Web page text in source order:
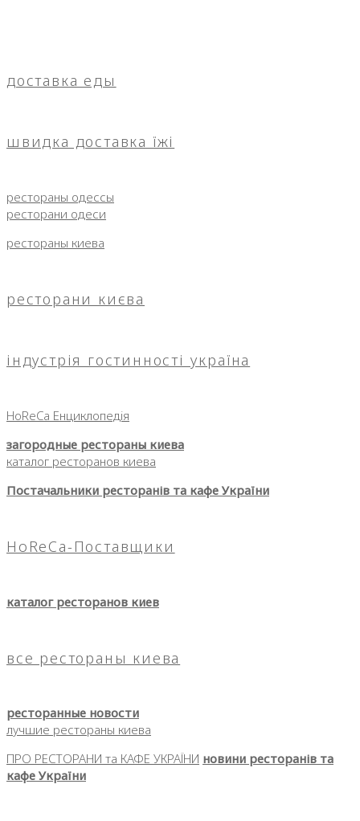
доставка еды
швидка доставка їжі
рестораны одессы
ресторани одеси
рестораны киева
ресторани києва
індустрія гостинності україна
HoReCa Енциклопедія
загородные рестораны киева
каталог ресторанов киева
Постачальники ресторанів та кафе України
HoReCa-Поставщики
каталог ресторанов киев
все рестораны киева
ресторанные новости
лучшие рестораны киева
ПРО РЕСТОРАНИ та КАФЕ УКРАЇНИ новини ресторанів та
кафе України